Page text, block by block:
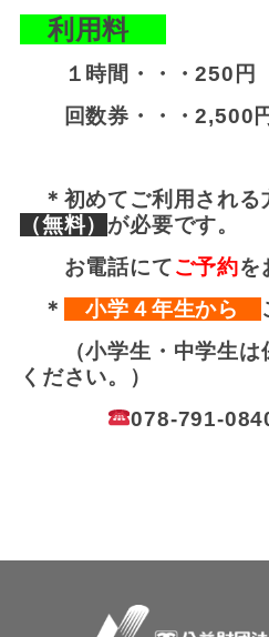
利用料
１時間・・・250円
回数券・・・2,500円
＊初めてご利用される
（無料） が必要です。
お電話にてご予約を
＊
小学４年生から
（小学生・中学生は
ください。）
078-791-